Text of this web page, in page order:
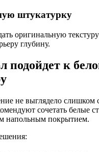
штукатурку
оригинальную
глубину.
подойдет к
не выглядело слишком
сочетать белые
напольным покрытием.